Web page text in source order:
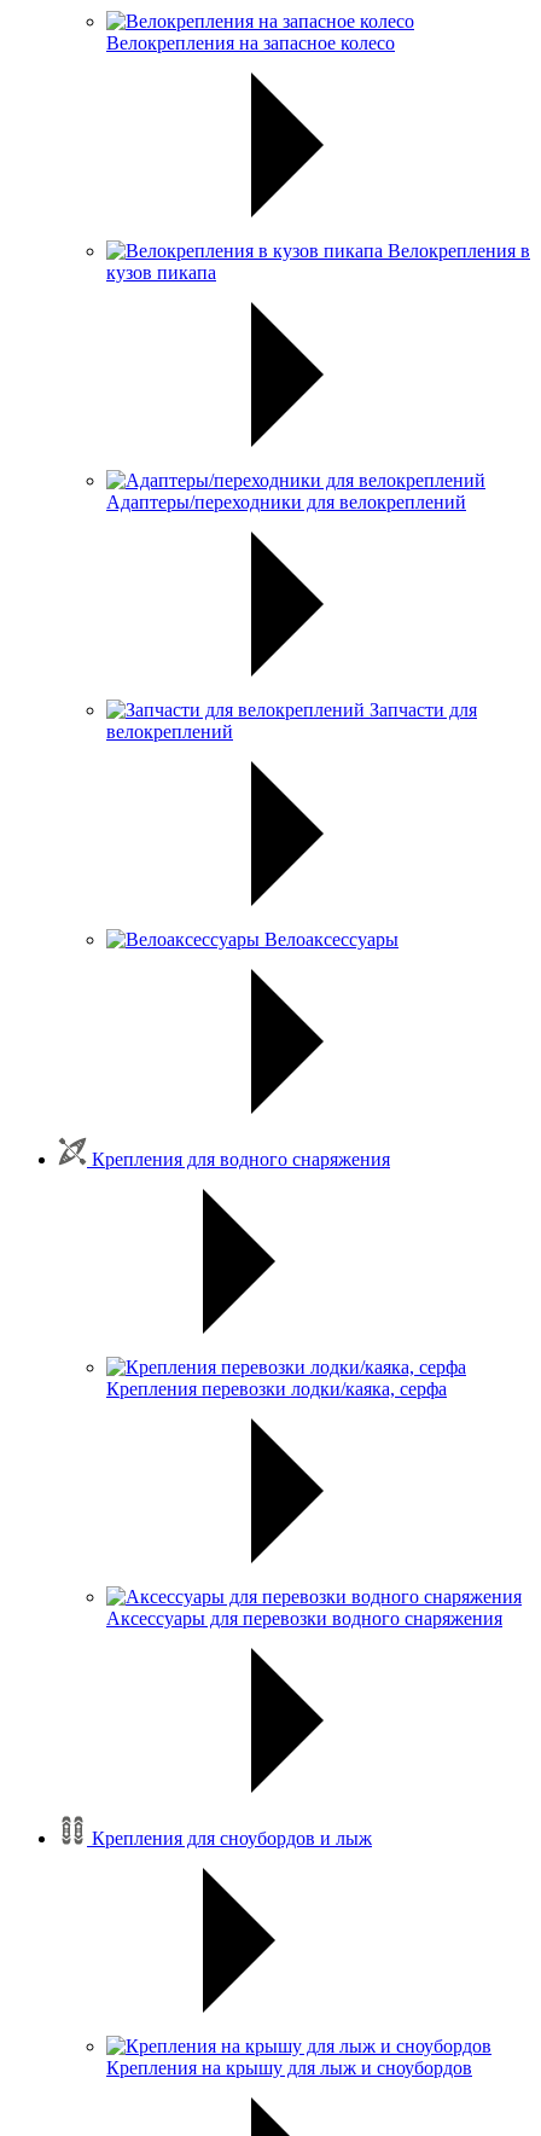
Велокрепления на запасное колесо
Велокрепления в
кузов пикапа
Адаптеры/переходники для велокреплений
Запчасти для
велокреплений
Велоаксессуары
Крепления для водного снаряжения
Крепления перевозки лодки/каяка, серфа
Аксессуары для перевозки водного снаряжения
Крепления для сноубордов и лыж
Крепления на крышу для лыж и сноубордов